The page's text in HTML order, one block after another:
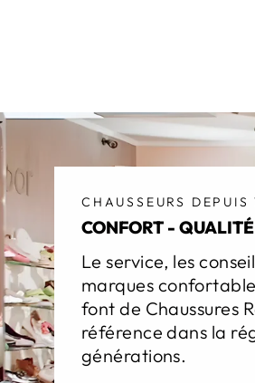
CHAUSSEURS DEPUIS
CONFORT -
Le service, les
marques
font de Chaussures
référence dans la
générations.